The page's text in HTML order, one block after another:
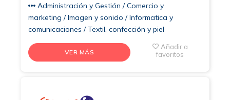
Administración y Gestión / Comercio y
marketing / Imagen y sonido / Informatica y
comunicaciones / Textil, confección y piel
VER MÁS
Añadir a
favoritos